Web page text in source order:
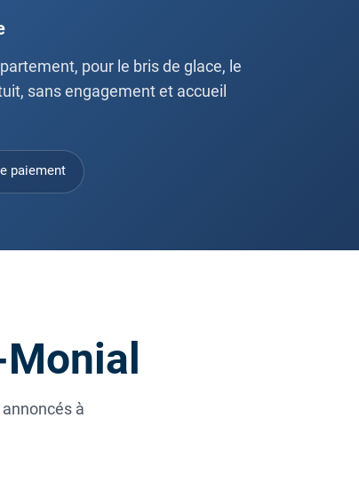
pour le bris de glace, le
sans engagement et accueil
paiement
à